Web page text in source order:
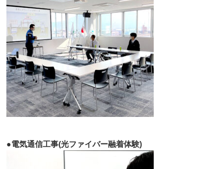
●電気通信工事(光ファイバー融着体験)